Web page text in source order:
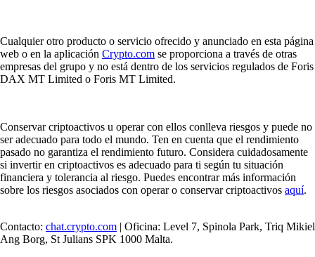
Cualquier otro producto o servicio ofrecido y anunciado en esta página
web o en la aplicación Crypto.com se proporciona a través de otras
empresas del grupo y no está dentro de los servicios regulados de Foris
DAX MT Limited o Foris MT Limited.
Conservar criptoactivos u operar con ellos conlleva riesgos y puede no
ser adecuado para todo el mundo. Ten en cuenta que el rendimiento
pasado no garantiza el rendimiento futuro. Considera cuidadosamente
si invertir en criptoactivos es adecuado para ti según tu situación
financiera y tolerancia al riesgo. Puedes encontrar más información
sobre los riesgos asociados con operar o conservar criptoactivos aquí.
Contacto: chat.crypto.com | Oficina: Level 7, Spinola Park, Triq Mikiel
Ang Borg, St Julians SPK 1000 Malta.